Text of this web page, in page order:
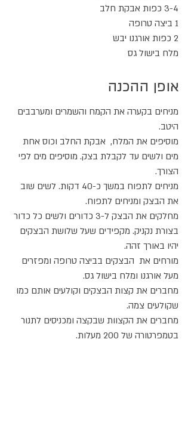
3-4 כפות אבקת חלב
1 ביצה טרופה
2 כפות אורגנו יבש
מלח בישול גס
אופן ההכנה
מניחים בקערה את הקמח והשמרים ומערבבים
היטב.
מוסיפים את המלח, אבקת החלב וכוס אחת
מים ולשים עד לקבלת בצק. מוסיפים מים לפי
הצורך.
מניחים לתפוח במשך כ-40 דקות. לשים שוב
את הבצק ומניחים לתפוח.
מחלקים את הבצק ל-3 כדורים ולשים כל כדור
בצורת נקניק. מקפידים שעל שלושת הבצקים
יהיו באורך זהה.
מורחים את הבצקים בביצה טרופה ומפזרים
מעל אורגנו ומלח בישול גס.
מחברים את קצות הבצקים וקולעים אותם כמו
שקולעים צמה.
מחברים את הקצוות שבקצה ומכניסים לתנור
בטמפרטורה של 200 מעלות.